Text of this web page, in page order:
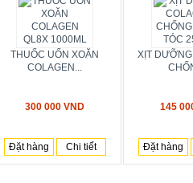
THUỐC UỐN XOĂN
COLAGEN...
300 000 VND
Đặt hàng Chi tiết
XỊT
145
Đặt hàng